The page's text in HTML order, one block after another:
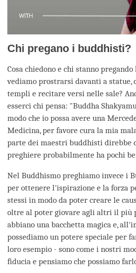
Chi pregano i buddhisti?
Cosa chiedono e chi stanno pregando
vediamo prostrarsi davanti a statue,
templi e recitare versi nelle sale?
esserci chi pensa: "Buddha
modo che io possa avere una
Medicina, per favore cura la mia
parte dei maestri buddhisti direbbe
preghiere probabilmente ha pochi
Nel Buddhismo preghiamo invece i
per ottenere l'ispirazione e la forza
stessi in modo da poter creare le
oltre al poter giovare agli altri il più
abbiano una bacchetta magica e,
possediamo un potere speciale per
loro esempio - sono come i nostri
fiducia e pensiamo che possiamo